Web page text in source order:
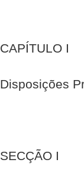
CAPÍTULO I
Disposições
SECÇÃO I